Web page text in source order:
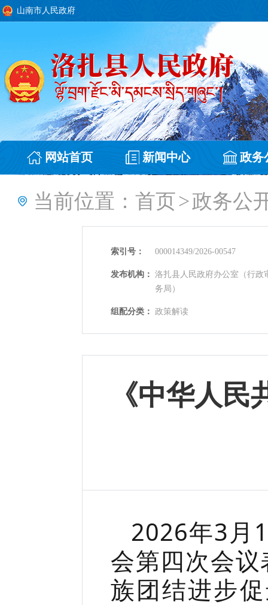
山南市人民政府
网站首页 新闻中心 政务
当前位置： 首页>政务公
索引号： 000014349/2026-00547
发布机构： 洛扎县人民政府办公室（行政
务局）
组配分类： 政策解读
《中华人
2026年3月
会第四次会
族团结进步